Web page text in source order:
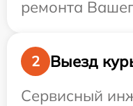
ремонта
2
Выезд
Сервисный